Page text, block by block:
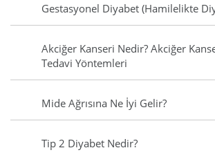
Gestasyonel Diyabet (Hamilelikte
Akciğer Kanseri Nedir? Akciğer
Tedavi Yöntemleri
Mide Ağrısına Ne İyi Gelir?
Tip 2 Diyabet Nedir?